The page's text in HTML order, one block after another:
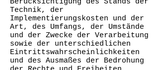
Berücksichtigung des Stands der
Technik, der
Implementierungskosten und der
Art, des Umfangs, der Umstände
und der Zwecke der Verarbeitung
sowie der unterschiedlichen
Eintrittswahrscheinlichkeiten
und des Ausmaßes der Bedrohung